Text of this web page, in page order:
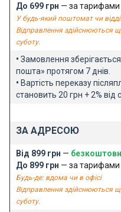
До 699 грн — за тарифами
У будь-який поштомат чи
Відправлення здійснюються
суботу.
• Замовлення зберігається
пошта» протягом 7 днів.
• Вартість переказу
становить 20 грн + 2% від
ЗА АДРЕСОЮ
Від 899 грн —
До 899 грн — за тарифами
Будь-де: вдома чи в офісі
Відправлення здійснюються
суботу.